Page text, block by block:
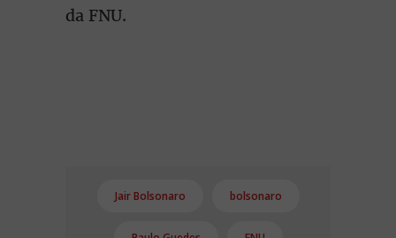
da FNU.
Jair Bolsonaro bolsonaro